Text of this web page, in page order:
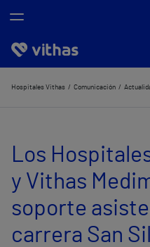
Nosotros
Servicios de salud
Equipo médico y asistencial
Información útil
Hospitales Vithas Comunicación
Los
y Vithas
soporte
carrera San